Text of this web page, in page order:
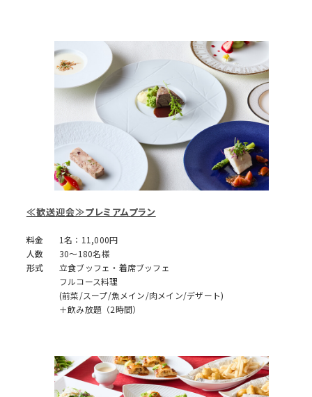
≪歓送迎会≫プレミアムプラン
料金
1名：11,000円
人数
30～180名様
形式
立食ブッフェ・着席ブッフェ
フルコース料理
(前菜/スープ/魚メイン/肉メイン/デザート)
＋飲み放題（2時間）